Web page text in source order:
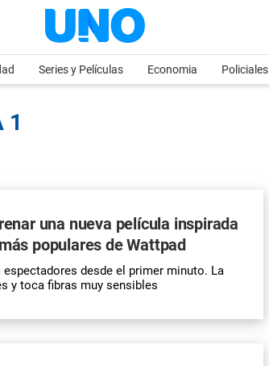
Series y Películas Economia Policiales
1
una nueva película inspirada
populares de Wattpad
desde el primer minuto. La
y toca fibras muy sensibles